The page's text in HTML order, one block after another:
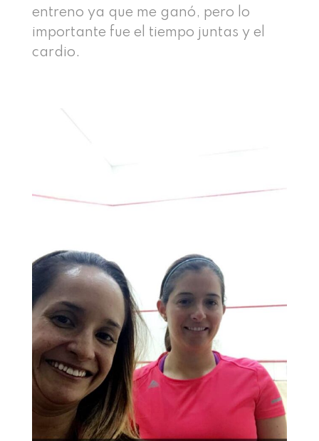
entreno ya que me ganó, pero lo
importante fue el tiempo juntas y el
cardio.